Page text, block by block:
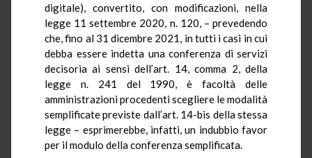
digitale), convertito, con modificazioni, nella
legge 11 settembre 2020, n. 120, – prevedendo
che, fino al 31 dicembre 2021, in tutti i casi in cui
debba essere indetta una conferenza di servizi
decisoria ai sensi dell’art. 14, comma 2, della
legge n. 241 del 1990, è facoltà delle
amministrazioni procedenti scegliere le modalità
semplificate previste dall’art. 14-bis della stessa
legge – esprimerebbe, infatti, un indubbio favor
per il modulo della conferenza semplificata.